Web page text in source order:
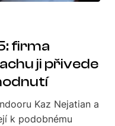
firma
ji přivede
Kaz Nejatian a
k podobnému